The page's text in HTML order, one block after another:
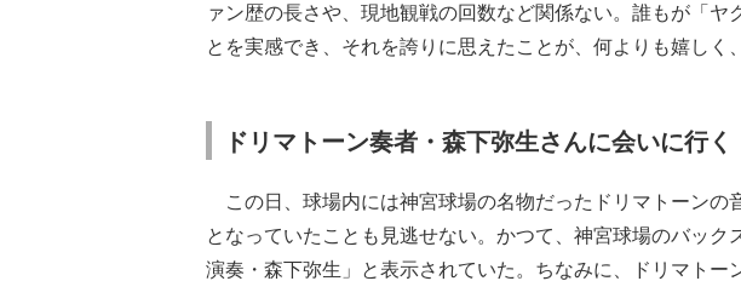
ァン歴の長さや、現地観戦の回数など関係ない。誰もが「ヤ
とを実感でき、それを誇りに思えたことが、何よりも嬉しく
ドリマトーン奏者・森下弥生さんに会いに行く
この日、球場内には神宮球場の名物だったドリマトーンの
となっていたことも見逃せない。かつて、神宮球場のバッ
演奏・森下弥生」と表示されていた。ちなみに、ドリマトー